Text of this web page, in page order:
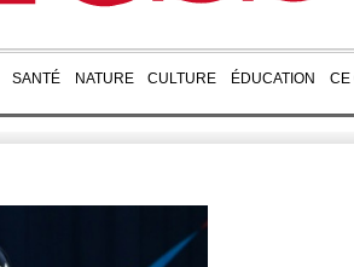
SANTÉ NATURE CULTURE ÉDUCATION CE